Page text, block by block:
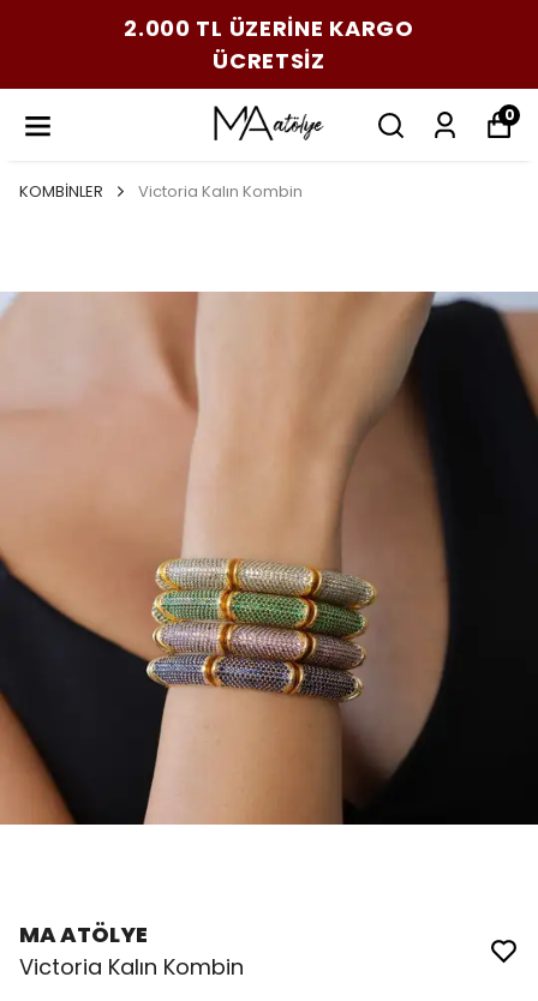
2.000 TL ÜZERİNE KARGO
ÜCRETSİZ
0
KOMBİNLER Victoria Kalın Kombin
MA ATÖLYE
Victoria Kalın Kombin